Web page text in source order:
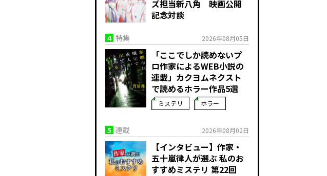
ズ担当新八角 映画公開
記念対談
4 特集 2026年08月05日
「ここでしか読めないプ
ロ作家によるWEB小説の
連載」――カクヨムネクスト
で読めるホラー作品5選
ミステリ ホラー
5 連載 2026年08月02日
【インタビュー】作家・
五十嵐律人が選ぶ 私のお
すすめミステリ 第22回